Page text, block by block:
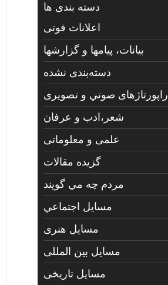
دسته بندی ها
اعلانات فوتی
بیانات، پیامها و گزارشها
دسته‌بندی نشده
راپورتاژهای صوتي و تصويری
شعر،ادب و عرفان
علمی و معلوماتی
گزیده مقالات
مردم چه مي گويند
مسايل اجتماعي
مسايل هنری
مسایل بین المللی
مسایل تاریخی